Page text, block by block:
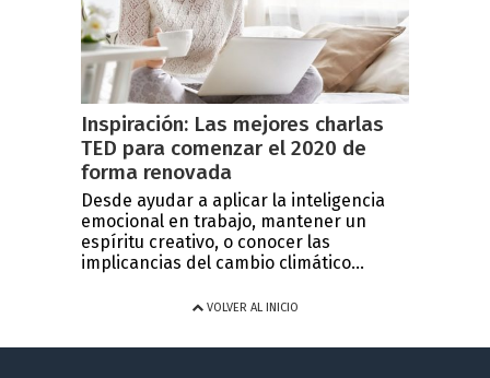
Inspiración: Las mejores charlas
TED para comenzar el 2020 de
forma renovada
Desde ayudar a aplicar la inteligencia
emocional en trabajo, mantener un
espíritu creativo, o conocer las
implicancias del cambio climático...
VOLVER AL INICIO